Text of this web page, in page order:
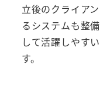
立後のクライア
るシステムも整
して活躍しやす
す。